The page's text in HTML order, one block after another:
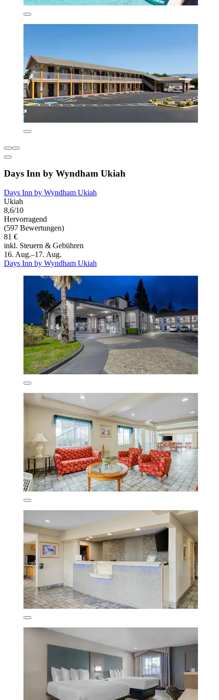
Days Inn by Wyndham Ukiah
Days Inn by Wyndham Ukiah
Ukiah
8,6/10
Hervorragend
(597 Bewertungen)
81 €
inkl. Steuern & Gebühren
16. Aug.–17. Aug.
Days Inn by Wyndham Ukiah